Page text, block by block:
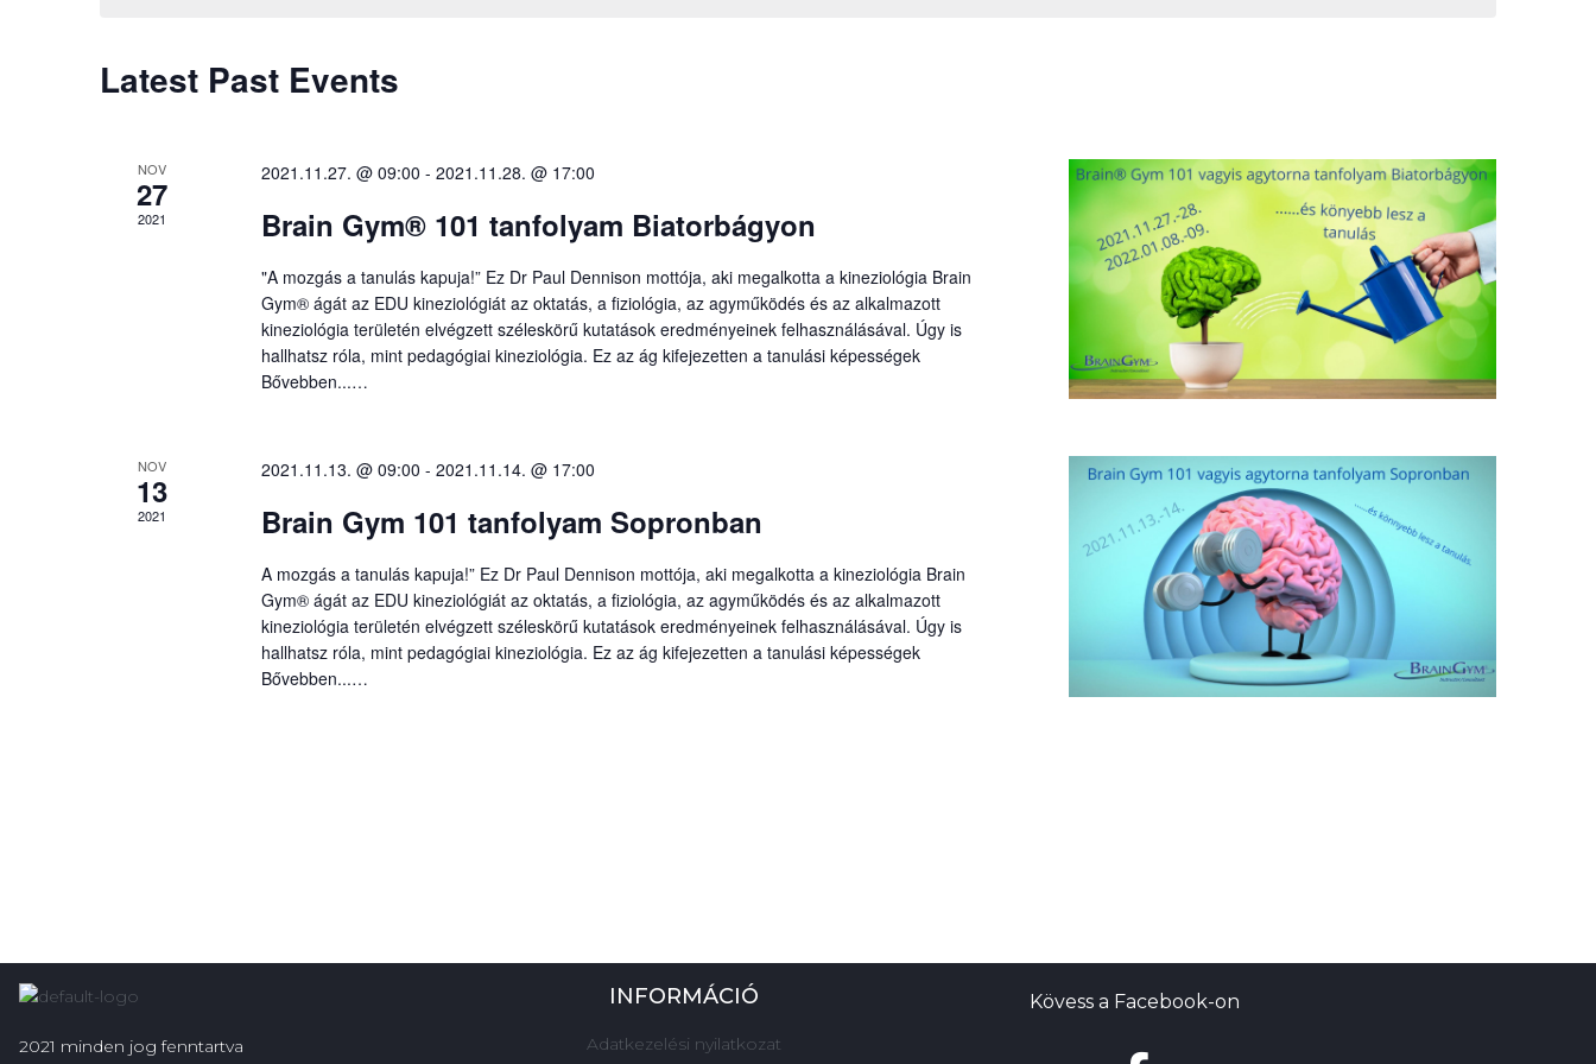
Navigation
Latest Past Events
NOV
27
2021
2021.11.27. @ 09:00 - 2021.11.28. @ 17:00
Brain Gym® 101 tanfolyam Biatorbágyon
"A mozgás a tanulás kapuja!” Ez Dr Paul Dennison mottója, aki megalkotta a kineziológia Brain
Gym® ágát az EDU kineziológiát az oktatás, a fiziológia, az agyműködés és az alkalmazott
kineziológia területén elvégzett széleskörű kutatások eredményeinek felhasználásával. Úgy is
hallhatsz róla, mint pedagógiai kineziológia. Ez az ág kifejezetten a tanulási képességek
Bővebben...…
NOV
13
2021
2021.11.13. @ 09:00 - 2021.11.14. @ 17:00
Brain Gym 101 tanfolyam Sopronban
A mozgás a tanulás kapuja!” Ez Dr Paul Dennison mottója, aki megalkotta a kineziológia Brain
Gym® ágát az EDU kineziológiát az oktatás, a fiziológia, az agyműködés és az alkalmazott
kineziológia területén elvégzett széleskörű kutatások eredményeinek felhasználásával. Úgy is
hallhatsz róla, mint pedagógiai kineziológia. Ez az ág kifejezetten a tanulási képességek
Bővebben...…
2021 minden jog fenntartva
INFORMÁCIÓ
Adatkezelési nyilatkozat
Kövess a Facebook-on